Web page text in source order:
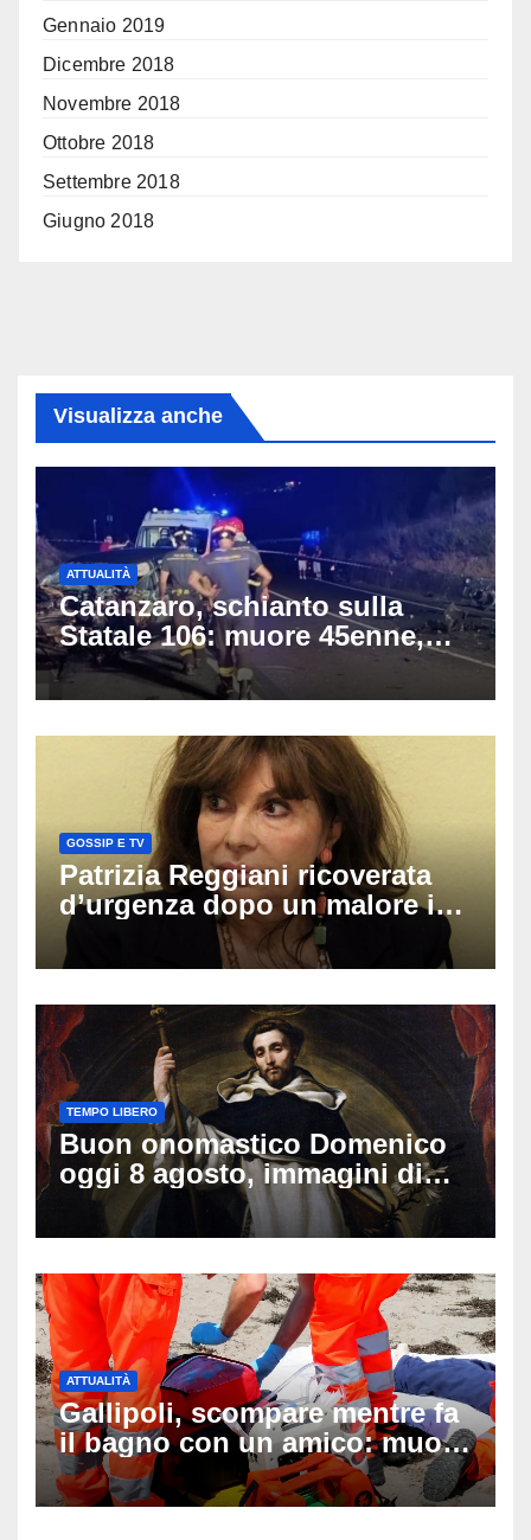
Gennaio 2019
Dicembre 2018
Novembre 2018
Ottobre 2018
Settembre 2018
Giugno 2018
Visualizza anche
ATTUALITÀ
Catanzaro, schianto sulla
Statale 106: muore 45enne,
coinvolti un’auto, un suv e
una moto
GOSSIP E TV
Patrizia Reggiani ricoverata
d’urgenza dopo un malore in
vacanza: come sta oggi l’ex
Lady Gucci
TEMPO LIBERO
Buon onomastico Domenico
oggi 8 agosto, immagini di
auguri da condividere
ATTUALITÀ
Gallipoli, scompare mentre fa
il bagno con un amico: muore
a 19 anni dopo 45 minuti di
disperati tentativi di